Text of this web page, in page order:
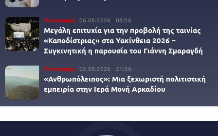
Πολιτισμός 06.08.2026 08:56
Μεγάλη επιτυχία για την προβολή της ταινίας
«Καποδίστριας» στα Υακίνθεια 2026 –
Συγκινητική η παρουσία του Γιάννη Σμαραγδή
Πολιτισμός 05.08.2026 21:36
«Ανθρωπόλειπος»: Μια ξεχωριστή πολιτιστική
εμπειρία στην Ιερά Μονή Αρκαδίου